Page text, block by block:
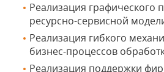
Реализация графического
ресурсно-сервисной
Реализация гибкого
бизнес-процессов
Реализация поддержки